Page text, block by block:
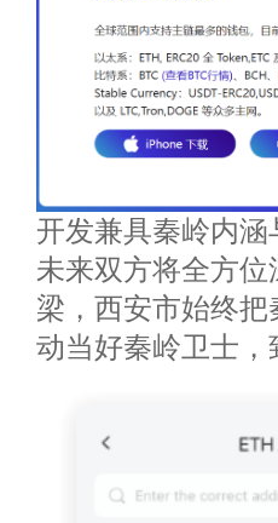
开发兼具秦岭内
未来双方将全方
梁，西安市始终
动当好秦岭卫士